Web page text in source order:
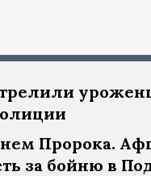
Пророка.
за бойню в